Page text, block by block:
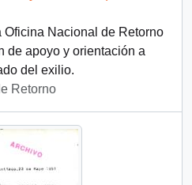
Oficina Nacional de Retorno
de apoyo y orientación a
del exilio.
Retorno